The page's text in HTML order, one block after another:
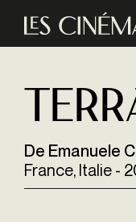
Aller au contenu
De Emanuele
France, Italie -